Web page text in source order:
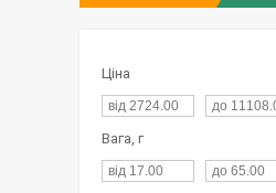
Ціна
Вага, г